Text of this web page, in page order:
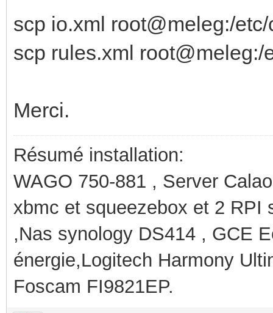
scp io.xml root@meleg:/
scp rules.xml root@meleg:/
Merci.
Résumé installation:
WAGO 750-881 , Server
xbmc et squeezebox et 2 RPI
,Nas synology DS414 , GCE
énergie,Logitech Harmony
Foscam FI9821EP.